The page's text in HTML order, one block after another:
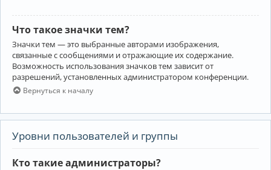
Что такое значки тем?
Значки тем — это выбранные авторами изображения,
связанные с сообщениями и отражающие их содержание.
Возможность использования значков тем зависит от
разрешений, установленных администратором конференции.
Вернуться к началу
Уровни пользователей и группы
Кто такие администраторы?